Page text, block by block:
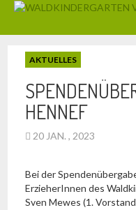
AKTUELLES
HENNEF
20 JAN. , 2023
Bei der
ErzieherInnen des
Sven Mewes (1.